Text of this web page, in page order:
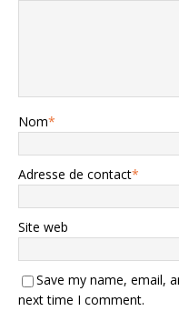
Nom*
Adresse de contact*
Site web
Save my name, email,
next time I comment.